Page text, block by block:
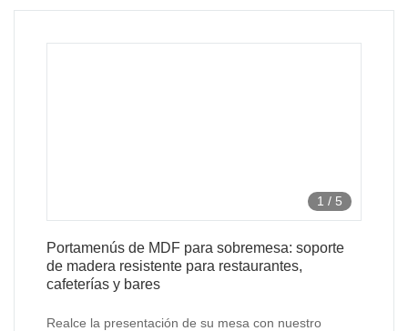
1 / 5
Portamenús de MDF para sobremesa: soporte
de madera resistente para restaurantes,
cafeterías y bares
Realce la presentación de su mesa con nuestro